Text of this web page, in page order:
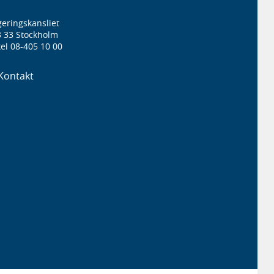
33 Stockholm
08-405 10 00